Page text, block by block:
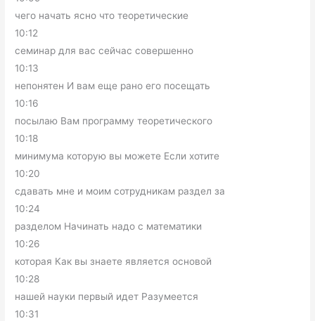
чего начать ясно что теоретические
10:12
семинар для вас сейчас совершенно
10:13
непонятен И вам еще рано его посещать
10:16
посылаю Вам программу теоретического
10:18
минимума которую вы можете Если хотите
10:20
сдавать мне и моим сотрудникам раздел за
10:24
разделом Начинать надо с математики
10:26
которая Как вы знаете является основой
10:28
нашей науки первый идет Разумеется
10:31